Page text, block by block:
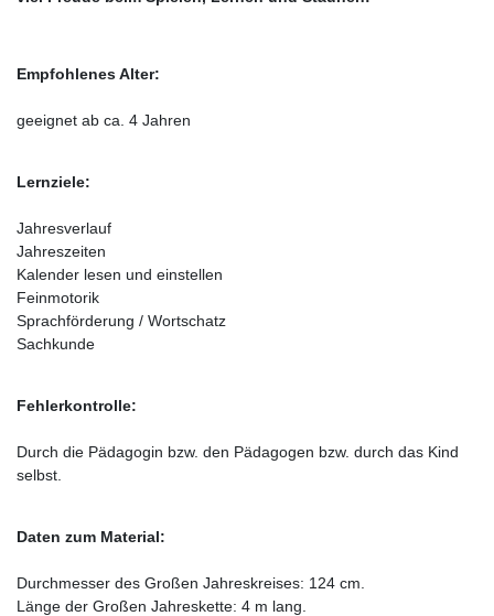
Empfohlenes Alter:
geeignet ab ca. 4 Jahren
Lernziele:
Jahresverlauf
Jahreszeiten
Kalender lesen und einstellen
Feinmotorik
Sprachförderung / Wortschatz
Sachkunde
Fehlerkontrolle:
Durch die Pädagogin bzw. den Pädagogen bzw. durch das Kind
selbst.
Daten zum Material:
Durchmesser des Großen Jahreskreises: 124 cm.
Länge der Großen Jahreskette: 4 m lang.